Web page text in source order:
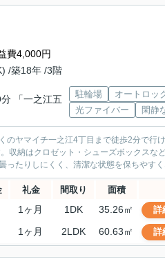
費4,000円
/築18年 /3階
「一之江五
駐輪場 オートロッ
光ファイバー
閑静
ヤマイチ一之江4丁目まで徒歩2分で行
収納はクロゼット・シューズボックスな
ったりしにくく、清潔な状態を保ちやす
礼金 間取り 面積
1ヶ月 1DK 35.26㎡ 詳
1ヶ月 2LDK 60.63㎡ 詳